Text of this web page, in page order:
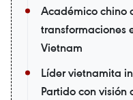
Académico chino
transformaciones
Vietnam
Líder vietnamita
Partido con visión